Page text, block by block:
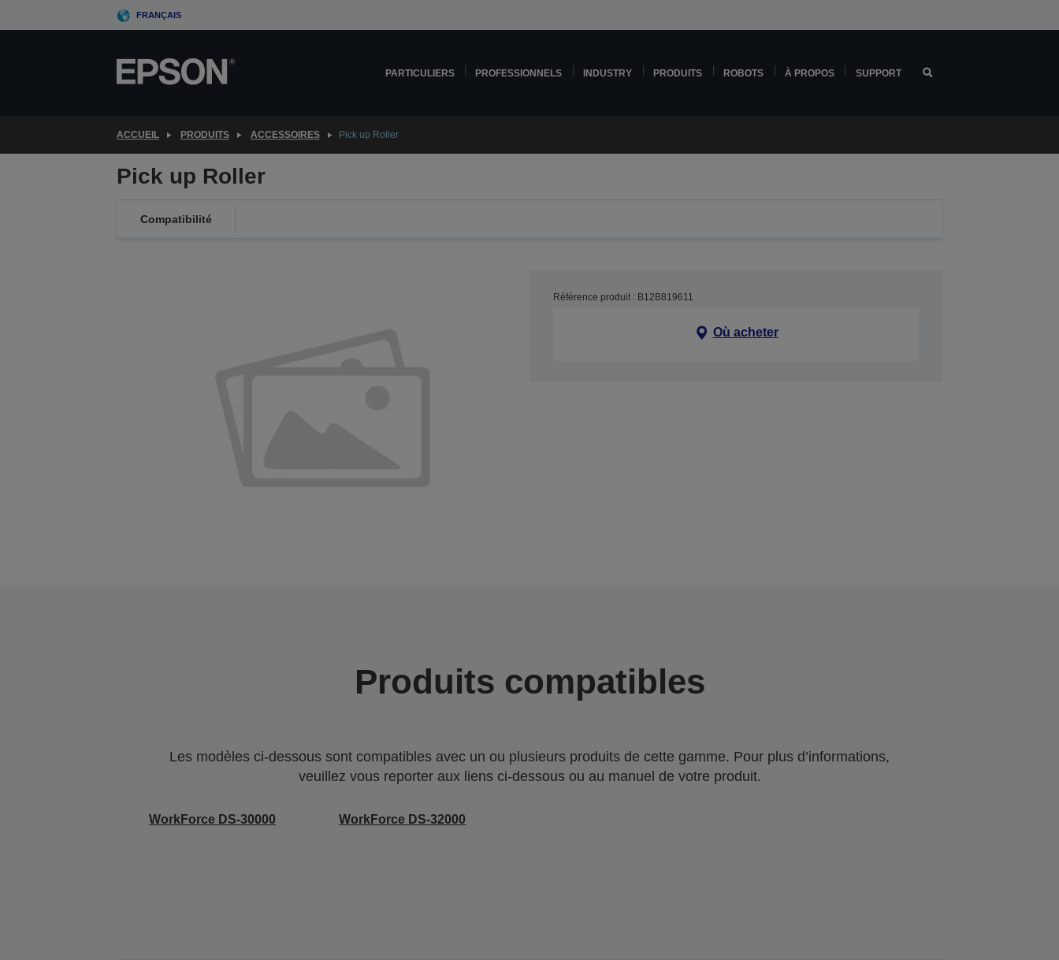
to
FRANÇAIS
PARTICULIERS PROFESSIONNELS INDUSTRY PRODUITS ROBOTS À PROPOS SUPPORT
ACCUEIL PRODUITS ACCESSOIRES Pick up Roller
Pick up Roller
Compatibilité
Référence produit : B12B819611
Où acheter
Produits compatibles
Les modèles ci-dessous sont compatibles avec un ou plusieurs produits de cette gamme. Pour plus d’informations,
veuillez vous reporter aux liens ci-dessous ou au manuel de votre produit.
WorkForce DS-30000 WorkForce DS-32000